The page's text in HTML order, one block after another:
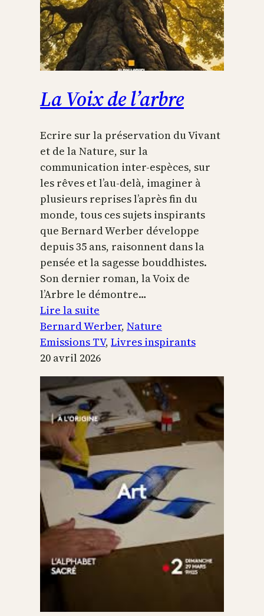
La Voix de l’arbre
Ecrire sur la préservation du Vivant
et de la Nature, sur la
communication inter-espèces, sur
les rêves et l’au-delà, imaginer à
plusieurs reprises l’après fin du
monde, tous ces sujets inspirants
que Bernard Werber développe
depuis 35 ans, raisonnent dans la
pensée et la sagesse bouddhistes.
Son dernier roman, la Voix de
l’Arbre le démontre…
Lire la suite
La
Voix
de
l’arbre
Bernard Werber, Nature
Emissions TV, Livres inspirants
20 avril 2026